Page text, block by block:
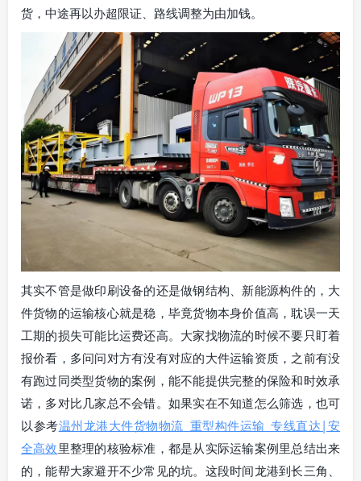
货，中途再以办超限证、路线调整为由加钱。
其实不管是做印刷设备的还是做钢结构、新能源构件的，大
件货物的运输核心就是稳，毕竟货物本身价值高，耽误一天
工期的损失可能比运费还高。大家找物流的时候不要只盯着
报价看，多问问对方有没有对应的大件运输资质，之前有没
有跑过同类型货物的案例，能不能提供完整的保险和时效承
诺，多对比几家总不会错。如果实在不知道怎么筛选，也可
以参考温州龙港大件货物物流_重型构件运输_专线直达|安
全高效里整理的核验标准，都是从实际运输案例里总结出来
的，能帮大家避开不少常见的坑。这段时间龙港到长三角、